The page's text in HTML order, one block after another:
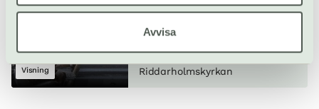
Avvisa
Visning Riddarholmskyrkan